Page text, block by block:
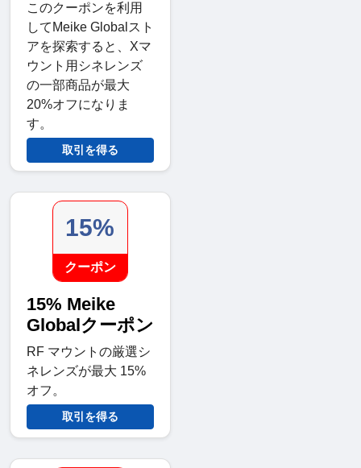
このクーポンを利用
してMeike Globalスト
アを探索すると、Xマ
ウント用シネレンズ
の一部商品が最大
20%オフになりま
す。
取引を得る
15%
クーポン
15% Meike
Globalクーポン
RF マウントの厳選シ
ネレンズが最大 15%
オフ。
取引を得る